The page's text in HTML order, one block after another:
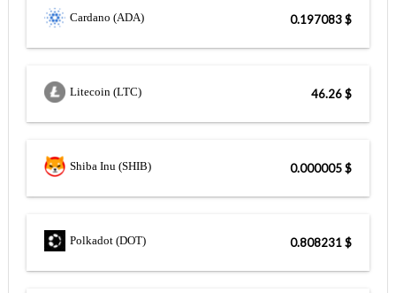
Cardano (ADA) $ 0.197083
Litecoin (LTC) $ 46.26
Shiba Inu (SHIB) $ 0.000005
Polkadot (DOT) $ 0.808231